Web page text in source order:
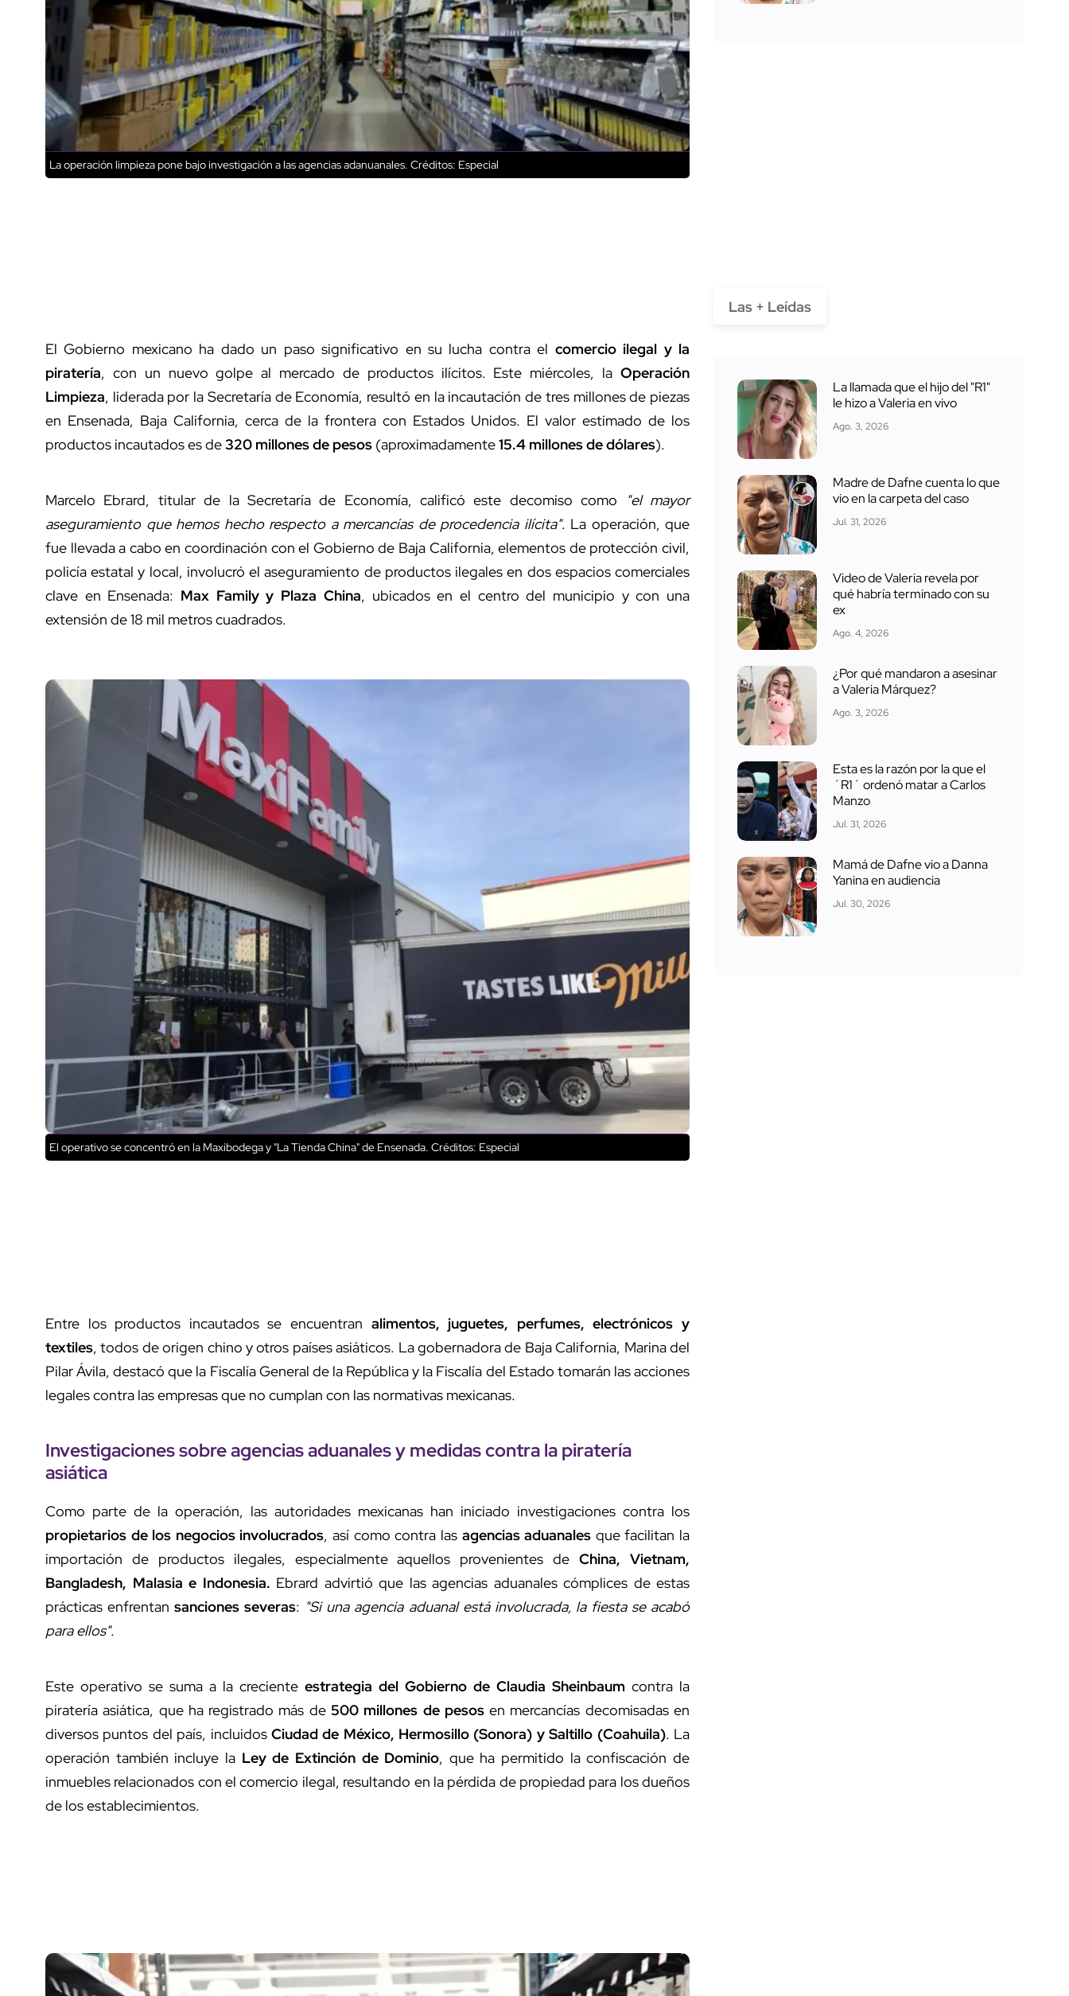
La operación limpieza pone bajo investigación a las agencias adanuanales. Créditos: Especial
El Gobierno mexicano ha dado un paso significativo en su lucha contra el comercio ilegal y la
piratería, con un nuevo golpe al mercado de productos ilícitos. Este miércoles, la Operación
Limpieza, liderada por la Secretaría de Economía, resultó en la incautación de tres millones de piezas
en Ensenada, Baja California, cerca de la frontera con Estados Unidos. El valor estimado de los
productos incautados es de320 millones de pesos (aproximadamente15.4 millones de dólares).
Marcelo Ebrard, titular de la Secretaría de Economía, calificó este decomiso como "el mayor
aseguramiento que hemos hecho respecto a mercancías de procedencia ilícita". La operación, que
fue llevada a cabo en coordinación con el Gobierno de Baja California, elementos de protección civil,
policía estatal y local, involucró el aseguramiento de productos ilegales en dos espacios comerciales
clave en Ensenada: Max Family y Plaza China, ubicados en el centro del municipio y con una
extensión de 18 mil metros cuadrados.
El operativo se concentró en la Maxibodega y "La Tienda China" de Ensenada. Créditos: Especial
Entre los productos incautados se encuentran alimentos, juguetes, perfumes, electrónicos y
textiles, todos de origen chino y otros países asiáticos. La gobernadora de Baja California, Marina del
Pilar Ávila, destacó que la Fiscalía General de la República y la Fiscalía del Estado tomarán las acciones
legales contra las empresas que no cumplan con las normativas mexicanas.
Investigaciones sobre agencias aduanales y medidas contra la piratería
asiática
Como parte de la operación, las autoridades mexicanas han iniciado investigaciones contra los
propietarios de los negocios involucrados, así como contra lasagencias aduanales que facilitan la
importación de productos ilegales, especialmente aquellos provenientes deChina, Vietnam,
Bangladesh, Malasia e Indonesia. Ebrard advirtió que las agencias aduanales cómplices de estas
prácticas enfrentansanciones severas: "Si una agencia aduanal está involucrada, la fiesta se acabó
para ellos".
Este operativo se suma a la creciente estrategia del Gobierno de Claudia Sheinbaum contra la
piratería asiática, que ha registrado más de 500 millones de pesosen mercancías decomisadas en
diversos puntos del país, incluidos Ciudad de México, Hermosillo (Sonora) y Saltillo (Coahuila). La
operación también incluye la Ley de Extinción de Dominio, que ha permitido la confiscación de
inmuebles relacionados con el comercio ilegal, resultando en la pérdida de propiedad para los dueños
de los establecimientos.
Las + Leídas
La llamada que el hijo del "R1"
le hizo a Valeria en vivo
Ago. 3, 2026
Madre de Dafne cuenta lo que
vio en la carpeta del caso
Jul. 31, 2026
Video de Valeria revela por
qué habría terminado con su
ex
Ago. 4, 2026
¿Por qué mandaron a asesinar
a Valeria Márquez?
Ago. 3, 2026
Esta es la razón por la que el
´R1´ ordenó matar a Carlos
Manzo
Jul. 31, 2026
Mamá de Dafne vio a Danna
Yanina en audiencia
Jul. 30, 2026